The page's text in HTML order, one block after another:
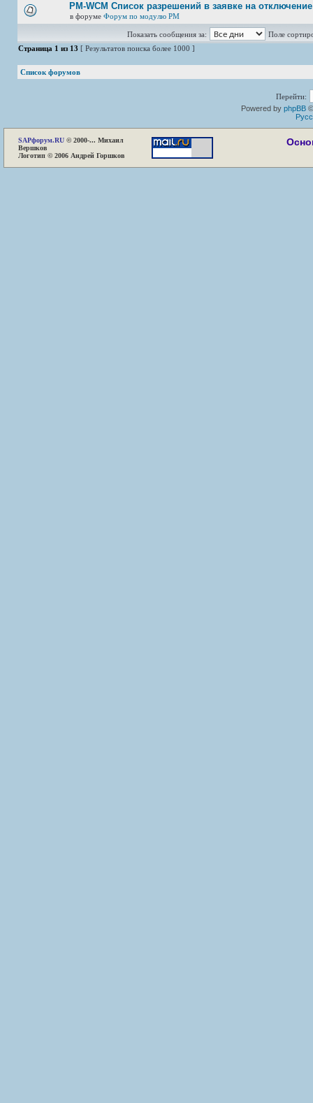
PM-WCM Список разрешений в заявке на отключение
в форуме Форум по модулю РМ
Показать сообщения за:
Поле
Страница 1 из 13 [ Результатов поиска более 1000 ]
Список форумов
Перейти:
Powered by phpBB
SAPфорум.RU © 2000-... Михаил
Вершков
Логотип © 2006 Андрей Горшков